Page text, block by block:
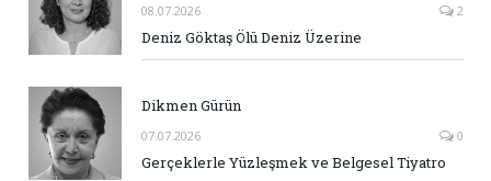
08.07.2026 2
Deniz Göktaş Ölü Deniz Üzerine
Dikmen Gürün
07.07.2026 0
Gerçeklerle Yüzleşmek ve Belgesel Tiyatro